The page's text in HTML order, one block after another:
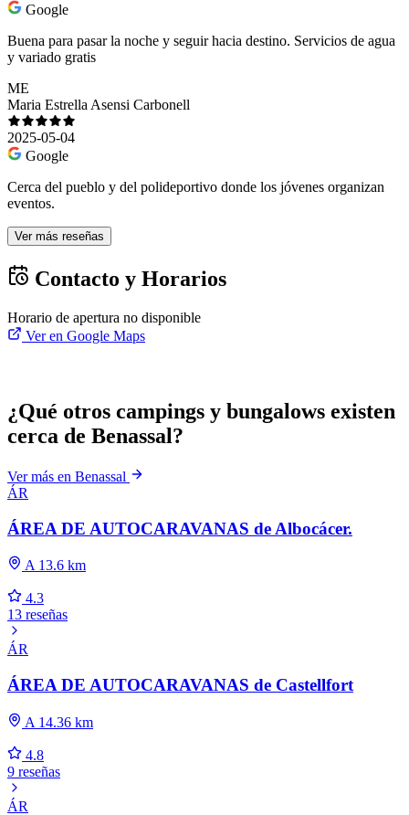
Google
Buena para pasar la noche y seguir hacia destino. Servicios de agua
y variado gratis
ME
Maria Estrella Asensi Carbonell
2025-05-04
Google
Cerca del pueblo y del polideportivo donde los jóvenes organizan
eventos.
Ver más reseñas
Contacto y Horarios
Horario de apertura no disponible
Ver en Google Maps
¿Qué otros campings y bungalows existen
cerca de Benassal?
Ver más en Benassal
ÁR
ÁREA DE AUTOCARAVANAS de Albocácer.
A 13.6 km
4.3
13 reseñas
ÁR
ÁREA DE AUTOCARAVANAS de Castellfort
A 14.36 km
4.8
9 reseñas
ÁR